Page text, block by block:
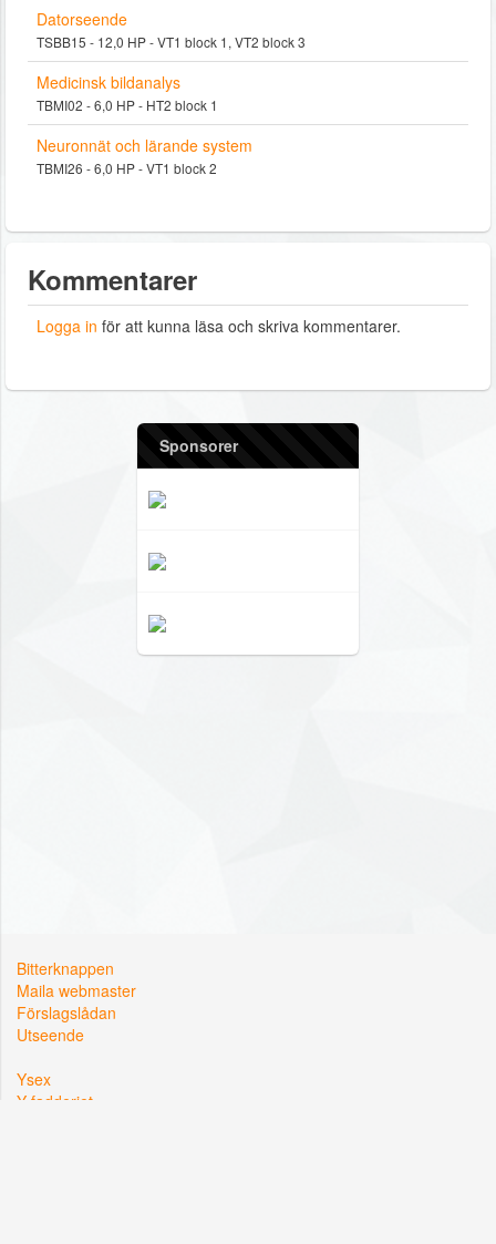
Datorseende
TSBB15 - 12,0 HP - VT1 block 1, VT2 block 3
Medicinsk bildanalys
TBMI02 - 6,0 HP - HT2 block 1
Neuronnät och lärande system
TBMI26 - 6,0 HP - VT1 block 2
Kommentarer
Logga in för att kunna läsa och skriva kommentarer.
Sponsorer
Bitterknappen
Maila webmaster
Förslagslådan
Utseende
Ysex
Y-fadderiet